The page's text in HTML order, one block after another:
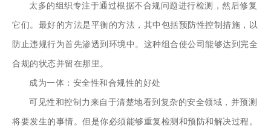
太多的组织专注于通过根据不合规问题进行检测，然后修复
它们。最好的方法是平衡的方法，其中包括预防性控制措施，以
防止违规行为首先渗透到环境中。这种组合使公司能够达到完全
合规的状态并留在那里。
成为一体：安全性和合规性的好处
可见性和控制力来自于清楚地看到复杂的安全领域，并预测
将要发生的事情。但是你必须能够重复检测和预防和解决过程。